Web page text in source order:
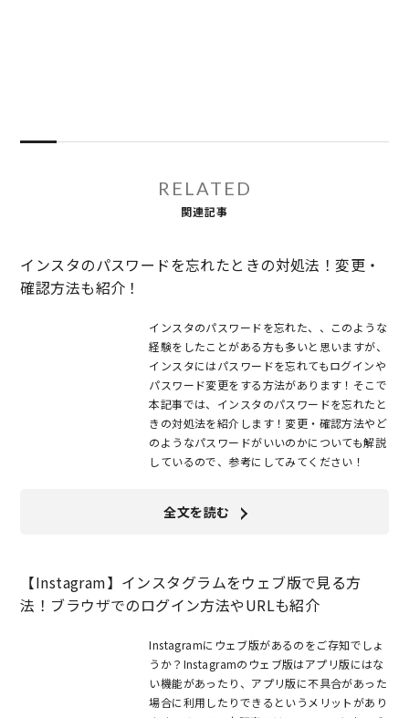
RELATED
関連記事
インスタのパスワードを忘れたときの対処法！変更・
確認方法も紹介！
インスタのパスワードを忘れた、、このような
経験をしたことがある方も多いと思いますが、
インスタにはパスワードを忘れてもログインや
パスワード変更をする方法があります！そこで
本記事では、インスタのパスワードを忘れたと
きの対処法を紹介します！変更・確認方法やど
のようなパスワードがいいのかについても解説
しているので、参考にしてみてください！
全文を読む
【Instagram】インスタグラムをウェブ版で見る方
法！ブラウザでのログイン方法やURLも紹介
Instagramにウェブ版があるのをご存知でしょ
うか？Instagramのウェブ版はアプリ版にはな
い機能があったり、アプリ版に不具合があった
場合に利用したりできるというメリットがあり